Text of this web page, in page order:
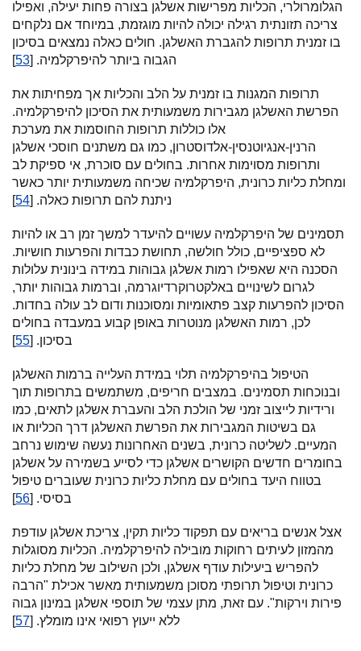
הגלומרולרי, הכליות מפרישות אשלגן בצורה פחות יעילה, ואפילו
צריכה תזונתית רגילה יכולה להיות מוגזמת, במיוחד אם נלקחים
בו זמנית תרופות להגברת האשלגן. חולים כאלה נמצאים בסיכון
הגבוה ביותר להיפרקלמיה. [53
]
תרופות המגנות בו זמנית על הלב והכליות אך מפחיתות את
הפרשת האשלגן מגבירות משמעותית את הסיכון להיפרקלמיה.
אלו כוללות תרופות החוסמות את מערכת
הרנין-אנגיוטנסין-אלדוסטרון, כמו גם משתנים חוסכי אשלגן
ותרופות מסוימות אחרות. בחולים עם סוכרת, אי ספיקת לב
ומחלת כליות כרונית, היפרקלמיה שכיחה משמעותית יותר כאשר
ניתנת להם תרופות כאלה. [54
]
תסמינים של היפרקלמיה עשויים להיעדר למשך זמן רב או להיות
לא ספציפיים, כולל חולשה, תחושת כבדות והפרעות חושיות.
הסכנה היא שאפילו רמות אשלגן גבוהות במידה בינונית עלולות
לגרום לשינויים באלקטרוקרדיוגרמה, וברמות גבוהות יותר,
הסיכון להפרעות קצב פתאומיות ומסוכנות ודום לב עולה בחדות.
לכן, רמות האשלגן מנוטרות באופן קבוע במעבדה בחולים
בסיכון. [55
]
הטיפול בהיפרקלמיה תלוי במידת העלייה ברמות האשלגן
ובנוכחות תסמינים. במצבים חריפים, משתמשים בתרופות תוך
ורידיות לייצוב זמני של הולכת הלב והעברת אשלגן לתאים, כמו
גם בשיטות המגבירות את הפרשת האשלגן דרך הכליות או
המעיים. לשליטה כרונית, בשנים האחרונות נעשה שימוש נרחב
בחומרים חדשים הקושרים אשלגן כדי לסייע בשמירה על אשלגן
בטווח היעד בחולים עם מחלת כליות כרונית שעוברים טיפול
בסיסי. [56
]
אצל אנשים בריאים עם תפקוד כליות תקין, צריכת אשלגן עודפת
מהמזון לעיתים רחוקות מובילה להיפרקלמיה. הכליות מסוגלות
להפריש ביעילות עודף אשלגן, ולכן השילוב של מחלת כליות
כרונית וטיפול תרופתי מסוכן משמעותית מאשר אכילת "הרבה
פירות וירקות". עם זאת, מתן עצמי של תוספי אשלגן במינון גבוה
ללא ייעוץ רפואי אינו מומלץ. [57
]